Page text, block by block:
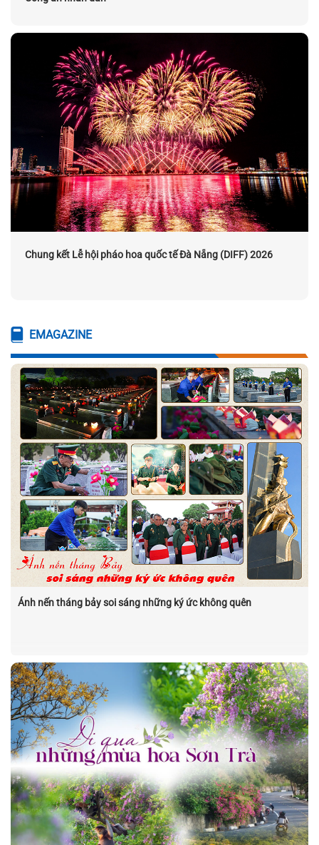
Chung kết Lễ hội pháo hoa quốc tế Đà Nẵng (DIFF) 2026
EMAGAZINE
Ánh nến tháng bảy soi sáng những ký ức không quên